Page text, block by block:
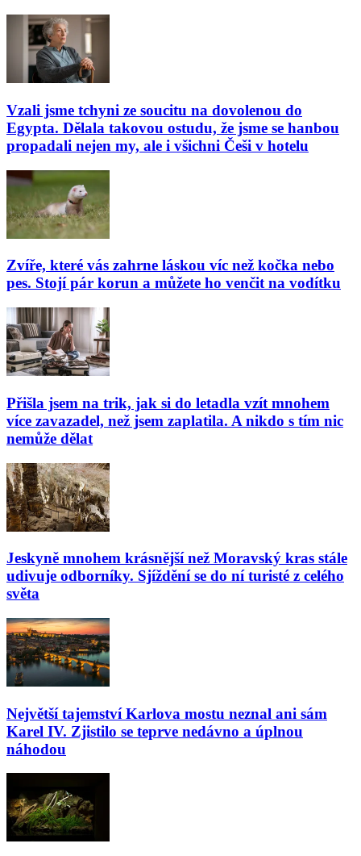
Vzali jsme tchyni ze soucitu na dovolenou do
Egypta. Dělala takovou ostudu, že jsme se hanbou
propadali nejen my, ale i všichni Češi v hotelu
Zvíře, které vás zahrne láskou víc než kočka nebo
pes. Stojí pár korun a můžete ho venčit na vodítku
Přišla jsem na trik, jak si do letadla vzít mnohem
více zavazadel, než jsem zaplatila. A nikdo s tím nic
nemůže dělat
Jeskyně mnohem krásnější než Moravský kras stále
udivuje odborníky. Sjíždění se do ní turisté z celého
světa
Největší tajemství Karlova mostu neznal ani sám
Karel IV. Zjistilo se teprve nedávno a úplnou
náhodou